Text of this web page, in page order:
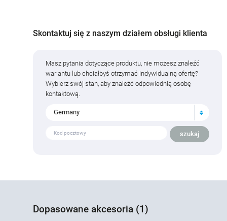
Skontaktuj się z naszym działem obsługi klienta
Masz pytania dotyczące produktu, nie możesz znaleźć
wariantu lub chciałbyś otrzymać indywidualną ofertę?
Wybierz swój stan, aby znaleźć odpowiednią osobę
kontaktową.
Germany
Dopasowane akcesoria (1)